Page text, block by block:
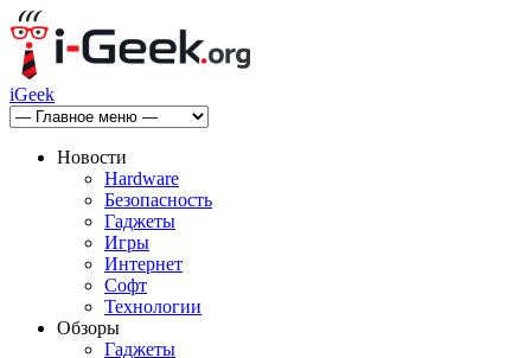
iGeek
Новости
Hardware
Безопасность
Гаджеты
Игры
Интернет
Софт
Технологии
Обзоры
Гаджеты